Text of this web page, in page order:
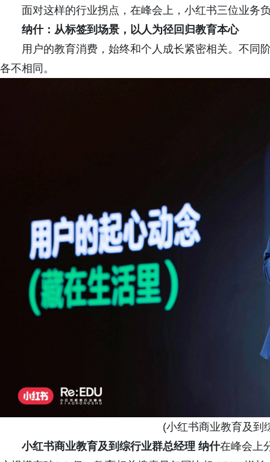
面对这样的行业拐点，在峰会上，小红书三位业务
纳什：从标签到场景，以人为径回归教育本心
用户的教育消费，始终和个人成长紧密相关。不同
各不相同。
(小红书商业教育及到
小红书商业教育及到综行业群总经理 纳什在峰会上